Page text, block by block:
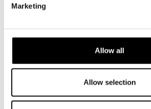
Marketing
Allow all
Allow selection
puitteissa. TIKSI on esitystaiteellinen
(2023–2025), jossa tutkitaan,
tietoa luovasta saavutettavuudesta.
Olemme erittäin iloisia onnistuneesta
DuvTeaternin kanssa. Edellinen
stora landskapet, oli merkittävä
DuvTeaternin kanssa on inspiroi meitä.